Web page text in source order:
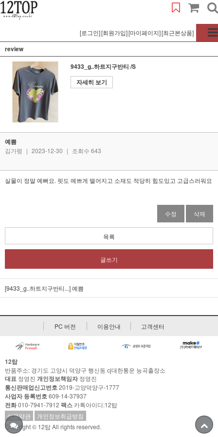
[로그인][회원가입][마이페이지][최근본상품]
review
9433_g..하트지구반티 /S
자세히 보기
예쁨
김가령 | 2023-12-30 | 조회수 643
실물이 정말 예뻐요. 핏도 예쁘게 떨어지고 소재도 적당히 힘도있고 고급스러워요
수정 삭제
목록
글쓰기
[9433_g..하트지구반티...]예쁨
PC 버전 이용안내 고객센터
12탑
반품주소: 경기도 고양시 덕양구 행신동 cj대한통운 능곡출장소
대표 정영진 개인정보책임자정영진
통신판매업신고번호2019-고양덕양구-1777
사업자 등록번호609-14-37937
전화010-7941-7912 팩스 카톡아이디:12탑
이용약관
개인정보취급방침
Copyright © 12탑 All rights reserved.